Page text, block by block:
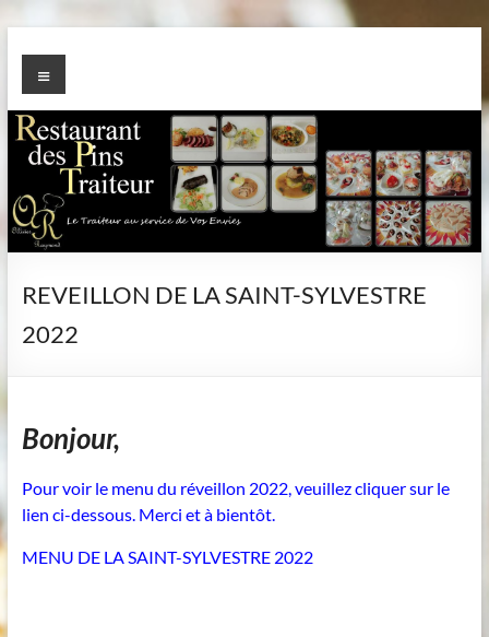
au
contenuTRAITEUR des PINS
Menu
REVEILLON DE LA SAINT-SYLVESTRE
2022
Bonjour,
Pour voir le menu du réveillon 2022, veuillez cliquer sur le
lien ci-dessous. Merci et à bientôt.
MENU DE LA SAINT-SYLVESTRE 2022